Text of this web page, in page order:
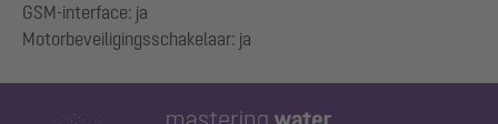
GSM-interface: ja